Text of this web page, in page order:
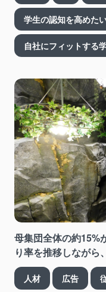
学生の認知を高めた
自社にフィットする
母集団全体の約15%
り率を推移しながら
人材 広告